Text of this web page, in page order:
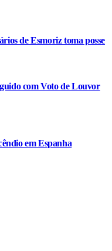
de Esmoriz toma posse
com Voto de Louvor
em Espanha